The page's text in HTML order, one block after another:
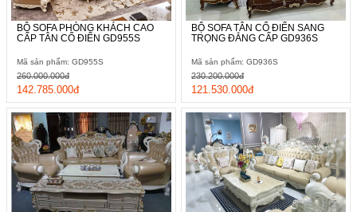
BỘ SOFA PHÒNG KHÁCH CAO
CẤP TÂN CỔ ĐIỂN GD955S
Mã sản phẩm: GD955S
142.785.000đ
260.000.000đ
BỘ SOFA TÂN CỔ ĐIỂN SANG
TRỌNG ĐẲNG CẤP GD936S
Mã sản phẩm: GD936S
121.530.000đ
230.200.000đ